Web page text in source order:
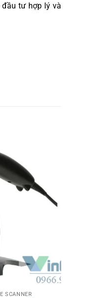
đầu tư hợp lý và
SCANNER